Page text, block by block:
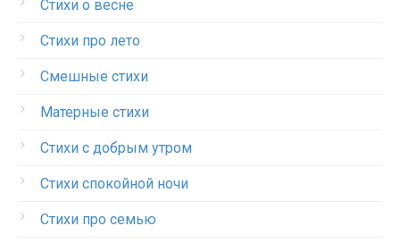
Стихи о весне
Стихи про лето
Смешные стихи
Матерные стихи
Стихи с добрым утром
Стихи спокойной ночи
Стихи про семью